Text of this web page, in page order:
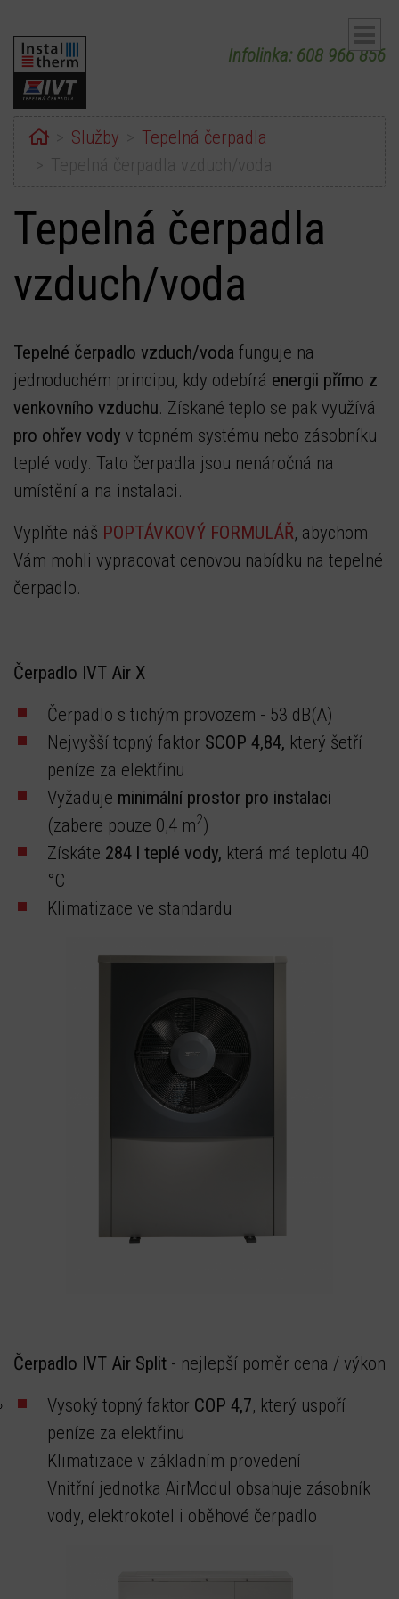
Infolinka: 608 966 856
HomeSlužby
Tepelná čerpadla
Tepelná čerpadla
vzduch/voda
Tepelné čerpadlo vzduch/voda funguje na
jednoduchém principu, kdy odebírá energii přímo z
venkovního vzduchu. Získané teplo se pak využívá
pro ohřev vody v topném systému nebo zásobníku
teplé vody. Tato čerpadla jsou nenáročná na
umístění a na instalaci.
Vyplňte náš POPTÁVKOVÝ FORMULÁŘ, abychom
Vám mohli vypracovat cenovou nabídku na tepelné
čerpadlo.
Čerpadlo IVT Air X
Čerpadlo s tichým provozem - 53 dB(A)
Nejvyšší topný faktor SCOP 4,84, který šetří
peníze za elektřinu
Vyžaduje minimální prostor pro instalaci
(zabere pouze 0,4 m2)
Získáte 284 l teplé vody, která má teplotu 40
°C
Klimatizace ve standardu
Čerpadlo IVT Air Split - nejlepší poměr cena / výkon
Vysoký topný faktor COP 4,7, který uspoří
peníze za elektřinu
Klimatizace v základním provedení
Vnitřní jednotka AirModul obsahuje zásobník
vody, elektrokotel i oběhové čerpadlo